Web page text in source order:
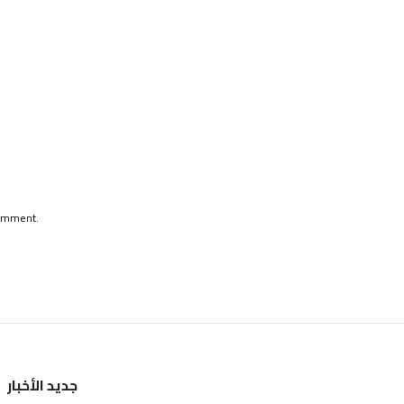
جديد الأخبار